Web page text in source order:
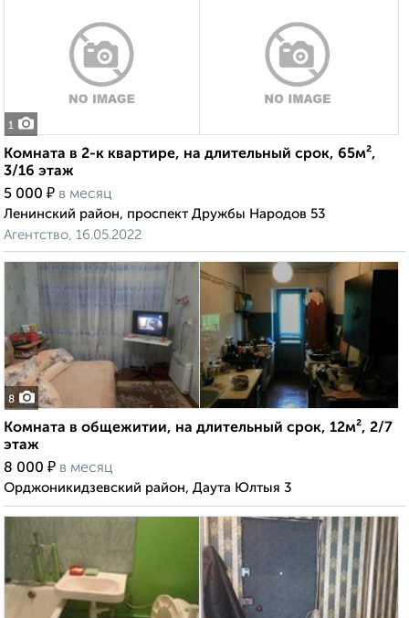
1
Комната в 2-к квартире, на длительный срок, 65м²,
3/16 этаж
5 000 ₽ в месяц
Ленинский район, проспект Дружбы Народов 53
Агентство, 16.05.2022
8
Комната в общежитии, на длительный срок, 12м², 2/7
этаж
8 000 ₽ в месяц
Орджоникидзевский район, Даута Юлтыя 3